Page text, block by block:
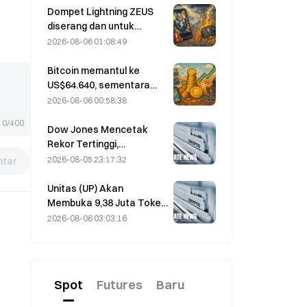
0/400
Block menaikkan
ekspektasi kinerjanya
untuk tahun penuh 2026
Dompet Lightning ZEUS
diserang dan untuk
sementara offline; pihak
dana pengguna tidak
hilang.
2026-08-06 01:08:49
Bitcoin memantul ke
US$64.640, sementara
kerentanan Coldcard
dompet aktif ke level
tertinggi dalam tiga bulan
2026-08-06 00:58:38
Dow Jones Mencetak
Rekor Tertinggi,
Memperpanjang Reli
Perdagangan Semalam;
Investasi AI Mendorong
Kenaikan
2026-08-05 23:17:32
Unitas (UP) Akan
Membuka 9,38 Juta Token
Senilai 3,18 Juta Dolar AS
2026-08-06 03:03:16
Spot Futures Baru